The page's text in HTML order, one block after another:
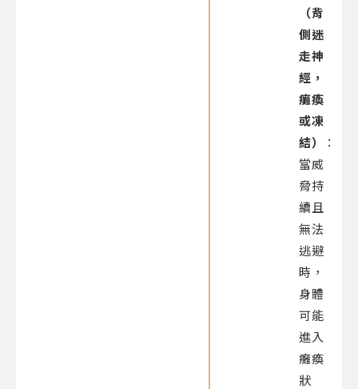
（背
側迷
走神
經，
癱瘓
或凍
結）
：
當威
脅持
續且
無法
逃避
時，
身體
可能
進入
癱瘓
狀